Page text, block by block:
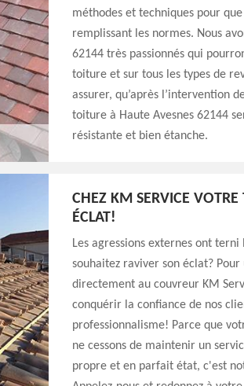
méthodes et techniques pour
remplissant les normes. Nous
62144 très passionnés qui
toiture et sur tous les types de
assurer, qu’après l’intervention
toiture à Haute Avesnes 62144
résistante et bien étanche.
CHEZ KM SERVICE
ÉCLAT!
Les agressions externes ont
souhaitez raviver son éclat?
directement au couvreur KM
conquérir la confiance de nos
professionnalisme! Parce que
ne cessons de maintenir un
propre et en parfait état, c'est